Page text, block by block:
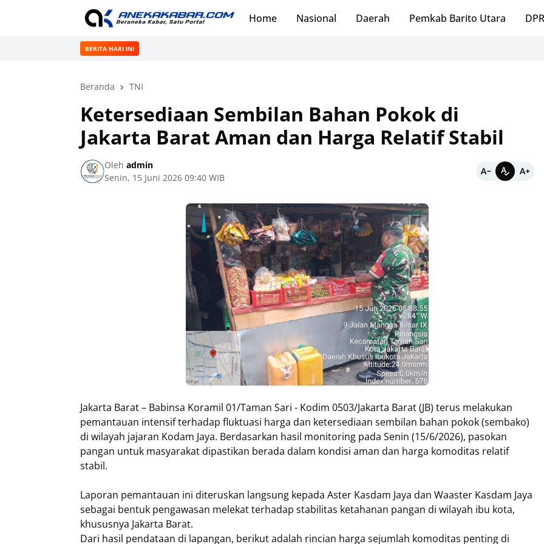
Home Nasional Daerah Pemkab Barito Utara
BERITA HARI INI
Beranda TNI
Ketersediaan Sembilan Bahan Pokok di
Jakarta Barat Aman dan Harga Relatif Stabil
Oleh admin
Senin, 15 Juni 2026 09:40 WIB
Jakarta Barat – Babinsa Koramil 01/Taman Sari - Kodim 0503/Jakarta Barat (JB) terus melakukan
pemantauan intensif terhadap fluktuasi harga dan ketersediaan sembilan bahan pokok (sembako)
di wilayah jajaran Kodam Jaya. Berdasarkan hasil monitoring pada Senin (15/6/2026), pasokan
pangan untuk masyarakat dipastikan berada dalam kondisi aman dan harga komoditas relatif
stabil.
Laporan pemantauan ini diteruskan langsung kepada Aster Kasdam Jaya dan Waaster Kasdam Jaya
sebagai bentuk pengawasan melekat terhadap stabilitas ketahanan pangan di wilayah ibu kota,
khususnya Jakarta Barat.
Dari hasil pendataan di lapangan, berikut adalah rincian harga sejumlah komoditas penting di